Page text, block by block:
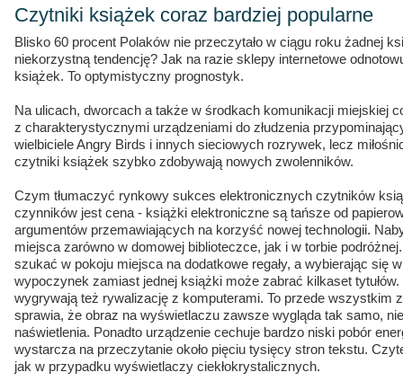
Czytniki książek coraz bardziej popularne
Blisko 60 procent Polaków nie przeczytało w ciągu roku żadnej
niekorzystną tendencję? Jak na razie sklepy internetowe
książek. To optymistyczny prognostyk.
Na ulicach, dworcach a także w środkach komunikacji miejskiej
z charakterystycznymi urządzeniami do złudzenia
wielbiciele Angry Birds i innych sieciowych rozrywek, lecz
czytniki książek szybko zdobywają nowych zwolenników.
Czym tłumaczyć rynkowy sukces elektronicznych czytników
czynników jest cena - książki elektroniczne są tańsze od
argumentów przemawiających na korzyść nowej technologii.
miejsca zarówno w domowej biblioteczce, jak i w torbie
szukać w pokoju miejsca na dodatkowe regały, a wybierając się
wypoczynek zamiast jednej książki może zabrać kilkaset
wygrywają też rywalizację z komputerami. To przede wszystkim
sprawia, że obraz na wyświetlaczu zawsze wygląda tak samo,
naświetlenia. Ponadto urządzenie cechuje bardzo niski pobór
wystarcza na przeczytanie około pięciu tysięcy stron tekstu.
jak w przypadku wyświetlaczy ciekłokrystalicznych.